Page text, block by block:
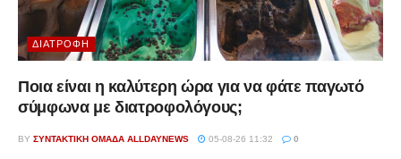
ΔΙΑΤΡΟΦΉ
Ποια είναι η καλύτερη ώρα για να φάτε παγωτό
σύμφωνα με διατροφολόγους;
BY ΣΥΝΤΑΚΤΙΚΉ ΟΜΆΔΑ ALLDAYNEWS 05-08-26 11:32 0